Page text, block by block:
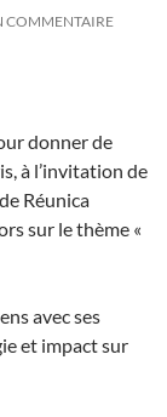
COMMENTAIRE
donner de
à l’invitation de
Réunica
sur le thème «
avec ses
et impact sur